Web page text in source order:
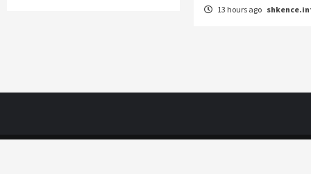
13 hours ago